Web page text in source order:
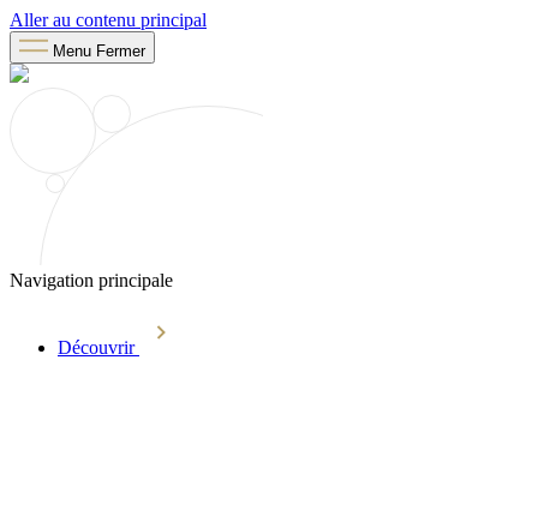
Aller au contenu principal
Menu Fermer
Navigation principale
Découvrir